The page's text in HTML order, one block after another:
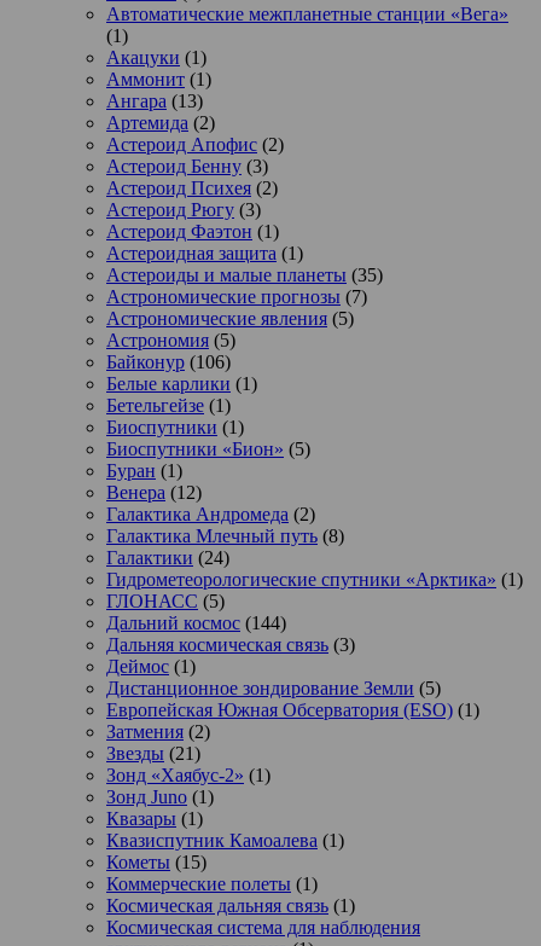
Автоматические межпланетные станции «Вега»
(1)
Акацуки (1)
Аммонит (1)
Ангара (13)
Артемида (2)
Астероид Апофис (2)
Астероид Бенну (3)
Астероид Психея (2)
Астероид Рюгу (3)
Астероид Фаэтон (1)
Астероидная защита (1)
Астероиды и малые планеты (35)
Астрономические прогнозы (7)
Астрономические явления (5)
Астрономия (5)
Байконур (106)
Белые карлики (1)
Бетельгейзе (1)
Биоспутники (1)
Биоспутники «Бион» (5)
Буран (1)
Венера (12)
Галактика Андромеда (2)
Галактика Млечный путь (8)
Галактики (24)
Гидрометеорологические спутники «Арктика» (1)
ГЛОНАСС (5)
Дальний космос (144)
Дальняя космическая связь (3)
Деймос (1)
Дистанционное зондирование Земли (5)
Европейская Южная Обсерватория (ESO) (1)
Затмения (2)
Звезды (21)
Зонд «Хаябус-2» (1)
Зонд Juno (1)
Квазары (1)
Квазиспутник Камоалева (1)
Кометы (15)
Коммерческие полеты (1)
Космическая дальняя связь (1)
Космическая система для наблюдения